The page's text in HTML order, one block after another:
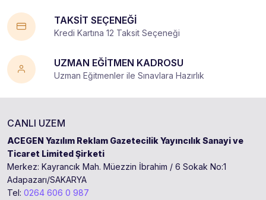
TAKSİT SEÇENEĞİ
Kredi Kartına 12 Taksit Seçeneği
UZMAN EĞİTMEN KADROSU
Uzman Eğitmenler ile Sınavlara Hazırlık
CANLI UZEM
ACEGEN Yazılım Reklam Gazetecilik Yayıncılık Sanayi ve
Ticaret Limited Şirketi
Merkez: Kayrancık Mah. Müezzin İbrahim / 6 Sokak No:1
Adapazarı/SAKARYA
Tel: 0264 606 0 987